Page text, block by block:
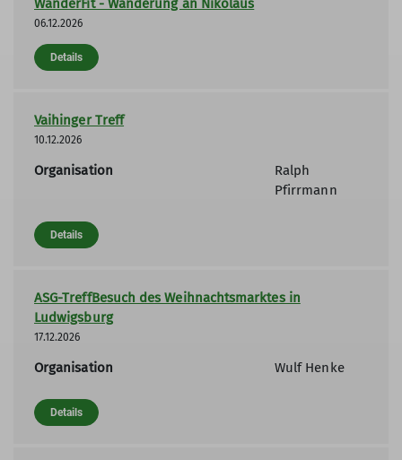
WanderFit - Wanderung an Nikolaus
06.12.2026
Details
Vaihinger Treff
10.12.2026
Organisation
Ralph
Pfirrmann
Details
ASG-TreffBesuch des Weihnachtsmarktes in
Ludwigsburg
17.12.2026
Organisation Wulf Henke
Details